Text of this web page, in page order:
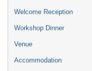
Welcome Reception
Workshop Dinner
Venue
Accommodation